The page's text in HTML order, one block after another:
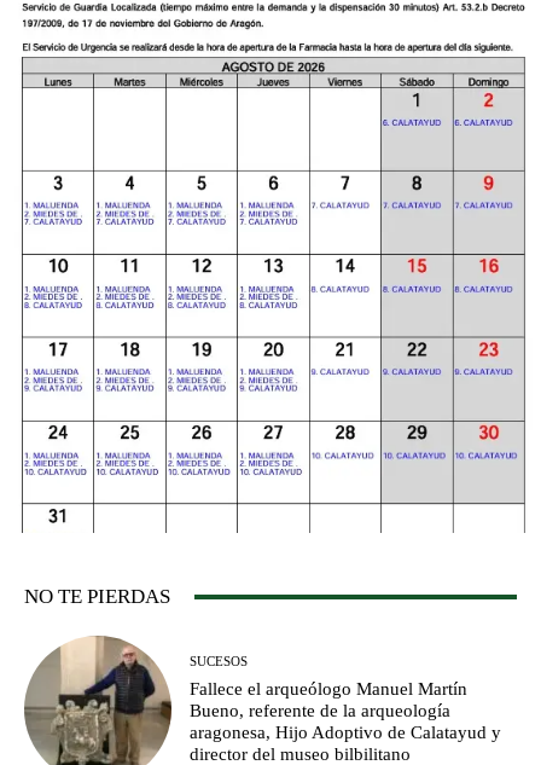
NO TE PIERDAS
SUCESOS
Fallece el arqueólogo Manuel Martín
Bueno, referente de la arqueología
aragonesa, Hijo Adoptivo de Calatayud y
director del museo bilbilitano